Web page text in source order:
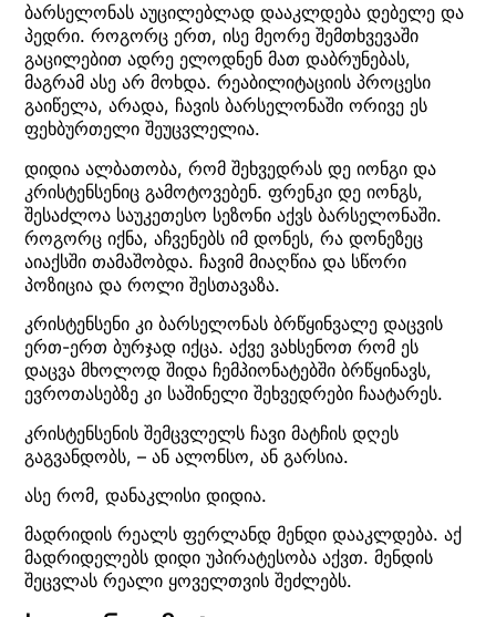
ბარსელონას აუცილებლად დააკლდება დებელე და
პედრი. როგორც ერთ, ისე მეორე შემთხვევაში
გაცილებით ადრე ელოდნენ მათ დაბრუნებას,
მაგრამ ასე არ მოხდა. რეაბილიტაციის პროცესი
გაიწელა, არადა, ჩავის ბარსელონაში ორივე ეს
ფეხბურთელი შეუცვლელია.
დიდია ალბათობა, რომ შეხვედრას დე იონგი და
კრისტენსენიც გამოტოვებენ. ფრენკი დე იონგს,
შესაძლოა საუკეთესო სეზონი აქვს ბარსელონაში.
როგორც იქნა, აჩვენებს იმ დონეს, რა დონეზეც
აიაქსში თამაშობდა. ჩავიმ მიაღწია და სწორი
პოზიცია და როლი შესთავაზა.
კრისტენსენი კი ბარსელონას ბრწყინვალე დაცვის
ერთ-ერთ ბურჯად იქცა. აქვე ვახსენოთ რომ ეს
დაცვა მხოლოდ შიდა ჩემპიონატებში ბრწყინავს,
ევროთასებზე კი საშინელი შეხვედრები ჩაატარეს.
კრისტენსენის შემცვლელს ჩავი მატჩის დღეს
გაგვანდობს, – ან ალონსო, ან გარსია.
ასე რომ, დანაკლისი დიდია.
მადრიდის რეალს ფერლანდ მენდი დააკლდება. აქ
მადრიდელებს დიდი უპირატესობა აქვთ. მენდის
შეცვლას რეალი ყოველთვის შეძლებს.